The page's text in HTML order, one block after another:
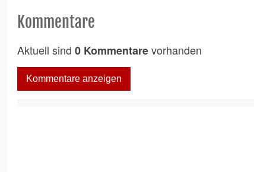
Kommentare
Aktuell sind 0 Kommentarevorhanden
Kommentare anzeigen